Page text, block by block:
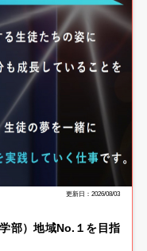
更新日：2026/08/03
部）地域No.１を目指